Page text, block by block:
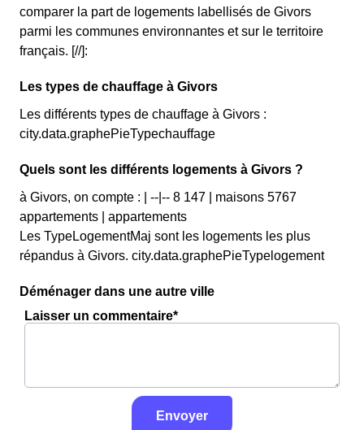
comparer la part de logements labellisés de Givors
parmi les communes environnantes et sur le territoire
français. [//]:
Les types de chauffage à Givors
Les différents types de chauffage à Givors :
city.data.graphePieTypechauffage
Quels sont les différents logements à Givors ?
à Givors, on compte : | --|-- 8 147 | maisons 5767
appartements | appartements
Les TypeLogementMaj sont les logements les plus
répandus à Givors. city.data.graphePieTypelogement
Déménager dans une autre ville
Laisser un commentaire*
Envoyer